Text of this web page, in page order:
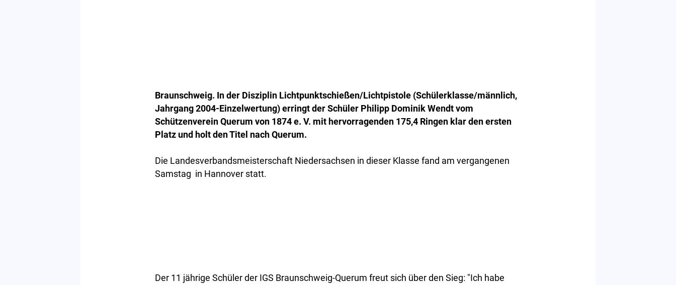
Braunschweig. In der Disziplin Lichtpunktschießen/Lichtpistole (Schülerklasse/männlich,
Jahrgang 2004-Einzelwertung) erringt der Schüler Philipp Dominik Wendt vom
Schützenverein Querum von 1874 e. V. mit hervorragenden 175,4 Ringen klar den ersten
Platz und holt den Titel nach Querum.
Die Landesverbandsmeisterschaft Niedersachsen in dieser Klasse fand am vergangenen
Samstag in Hannover statt.
Der 11 jährige Schüler der IGS Braunschweig-Querum freut sich über den Sieg: "Ich habe